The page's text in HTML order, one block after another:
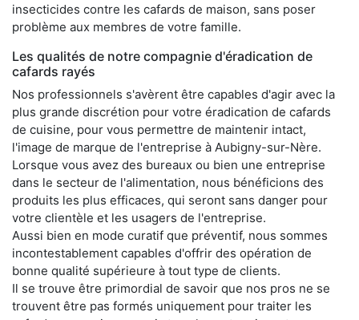
insecticides contre les cafards de maison, sans poser
problème aux membres de votre famille.
Les qualités de notre compagnie d'éradication de
cafards rayés
Nos professionnels s'avèrent être capables d'agir avec la
plus grande discrétion pour votre éradication de cafards
de cuisine, pour vous permettre de maintenir intact,
l'image de marque de l'entreprise à Aubigny-sur-Nère.
Lorsque vous avez des bureaux ou bien une entreprise
dans le secteur de l'alimentation, nous bénéficions des
produits les plus efficaces, qui seront sans danger pour
votre clientèle et les usagers de l'entreprise.
Aussi bien en mode curatif que préventif, nous sommes
incontestablement capables d'offrir des opération de
bonne qualité supérieure à tout type de clients.
Il se trouve être primordial de savoir que nos pros ne se
trouvent être pas formés uniquement pour traiter les